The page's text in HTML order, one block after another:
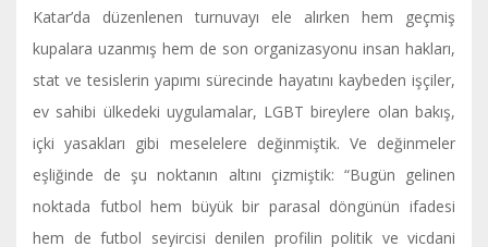
Katar’da düzenlenen turnuvayı ele alırken hem geçmiş
kupalara uzanmış hem de son organizasyonu insan hakları,
stat ve tesislerin yapımı sürecinde hayatını kaybeden işçiler,
ev sahibi ülkedeki uygulamalar, LGBT bireylere olan bakış,
içki yasakları gibi meselelere değinmiştik. Ve değinmeler
eşliğinde de şu noktanın altını çizmiştik: “Bugün gelinen
noktada futbol hem büyük bir parasal döngünün ifadesi
hem de futbol seyircisi denilen profilin politik ve vicdani